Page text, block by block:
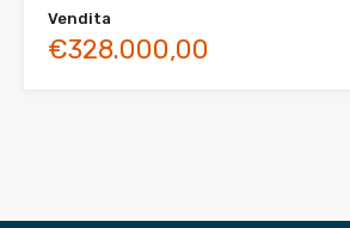
Vendita
€328.000,00